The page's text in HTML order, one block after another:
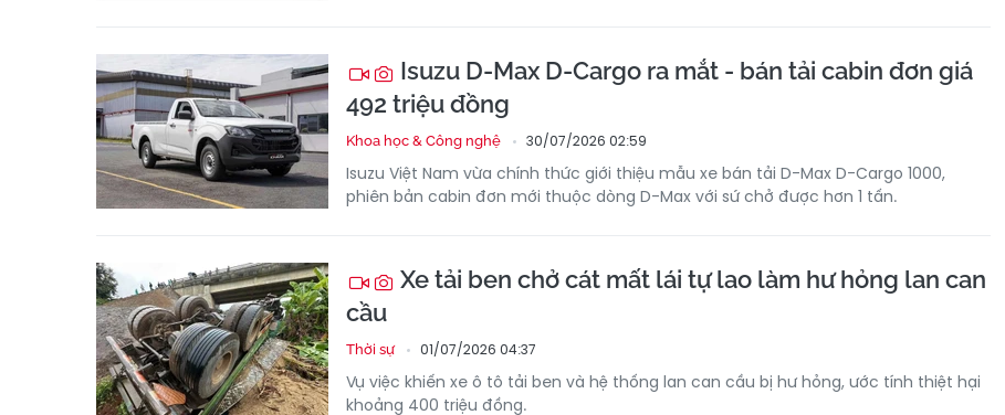
Isuzu D-Max D-Cargo ra mắt - bán tải cabin đơn giá
492 triệu đồng
Khoa học & Công nghệ 30/07/2026 02:59
Isuzu Việt Nam vừa chính thức giới thiệu mẫu xe bán tải D-Max D-Cargo 1000,
phiên bản cabin đơn mới thuộc dòng D-Max với sứ chở được hơn 1 tấn.
Xe tải ben chở cát mất lái tự lao làm hư hỏng lan can
cầu
Thời sự 01/07/2026 04:37
Vụ việc khiến xe ô tô tải ben và hệ thống lan can cầu bị hư hỏng, ước tính thiệt hại
khoảng 400 triệu đồng.